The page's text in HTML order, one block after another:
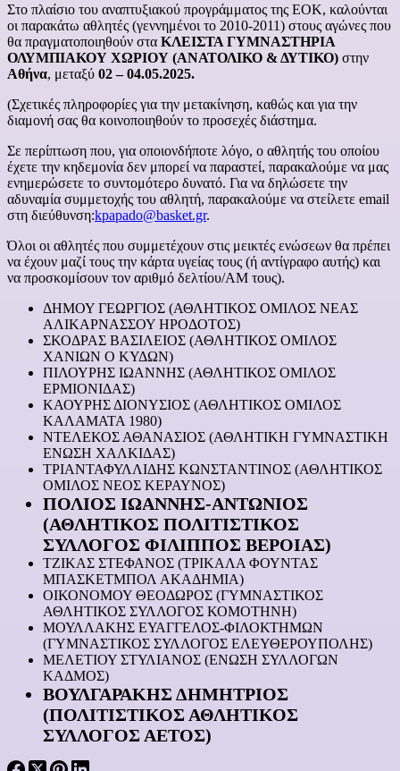
Στο πλαίσιο του αναπτυξιακού προγράμματος της ΕΟΚ, καλούνται
οι παρακάτω αθλητές (γεννημένοι το 2010-2011) στους αγώνες που
θα πραγματοποιηθούν στα ΚΛΕΙΣΤΑ ΓΥΜΝΑΣΤΗΡΙΑ
ΟΛΥΜΠΙΑΚΟΥ ΧΩΡΙΟΥ (ΑΝΑΤΟΛΙΚΟ & ΔΥΤΙΚΟ) στην
Αθήνα, μεταξύ 02 – 04.05.2025.
(Σχετικές πληροφορίες για την μετακίνηση, καθώς και για την
διαμονή σας θα κοινοποιηθούν το προσεχές διάστημα.
Σε περίπτωση που, για οποιονδήποτε λόγο, ο αθλητής του οποίου
έχετε την κηδεμονία δεν μπορεί να παραστεί, παρακαλούμε να μας
ενημερώσετε το συντομότερο δυνατό. Για να δηλώσετε την
αδυναμία συμμετοχής του αθλητή, παρακαλούμε να στείλετε email
στη διεύθυνση:kpapado@basket.gr.
Όλοι οι αθλητές που συμμετέχουν στις μεικτές ενώσεων θα πρέπει
να έχουν μαζί τους την κάρτα υγείας τους (ή αντίγραφο αυτής) και
να προσκομίσουν τον αριθμό δελτίου/ΑΜ τους).
ΔΗΜΟΥ ΓΕΩΡΓΙΟΣ (ΑΘΛΗΤΙΚΟΣ ΟΜΙΛΟΣ ΝΕΑΣ
ΑΛΙΚΑΡΝΑΣΣΟΥ ΗΡΟΔΟΤΟΣ)
ΣΚΟΔΡΑΣ ΒΑΣΙΛΕΙΟΣ (ΑΘΛΗΤΙΚΟΣ ΟΜΙΛΟΣ
ΧΑΝΙΩΝ Ο ΚΥΔΩΝ)
ΠΙΛΟΥΡΗΣ ΙΩΑΝΝΗΣ (ΑΘΛΗΤΙΚΟΣ ΟΜΙΛΟΣ
ΕΡΜΙΟΝΙΔΑΣ)
ΚΑΟΥΡΗΣ ΔΙΟΝΥΣΙΟΣ (ΑΘΛΗΤΙΚΟΣ ΟΜΙΛΟΣ
ΚΑΛΑΜΑΤΑ 1980)
ΝΤΕΛΕΚΟΣ ΑΘΑΝΑΣΙΟΣ (ΑΘΛΗΤΙΚΗ ΓΥΜΝΑΣΤΙΚΗ
ΕΝΩΣΗ ΧΑΛΚΙΔΑΣ)
ΤΡΙΑΝΤΑΦΥΛΛΙΔΗΣ ΚΩΝΣΤΑΝΤΙΝΟΣ (ΑΘΛΗΤΙΚΟΣ
ΟΜΙΛΟΣ ΝΕΟΣ ΚΕΡΑΥΝΟΣ)
ΠΟΛΙΟΣ ΙΩΑΝΝΗΣ-ΑΝΤΩΝΙΟΣ
(ΑΘΛΗΤΙΚΟΣ ΠΟΛΙΤΙΣΤΙΚΟΣ
ΣΥΛΛΟΓΟΣ ΦΙΛΙΠΠΟΣ ΒΕΡΟΙΑΣ)
ΤΖΙΚΑΣ ΣΤΕΦΑΝΟΣ (ΤΡΙΚΑΛΑ ΦΟΥΝΤΑΣ
ΜΠΑΣΚΕΤΜΠΟΛ ΑΚΑΔΗΜΙΑ)
ΟΙΚΟΝΟΜΟΥ ΘΕΟΔΩΡΟΣ (ΓΥΜΝΑΣΤΙΚΟΣ
ΑΘΛΗΤΙΚΟΣ ΣΥΛΛΟΓΟΣ ΚΟΜΟΤΗΝΗ)
ΜΟΥΛΛΑΚΗΣ ΕΥΑΓΓΕΛΟΣ-ΦΙΛΟΚΤΗΜΩΝ
(ΓΥΜΝΑΣΤΙΚΟΣ ΣΥΛΛΟΓΟΣ ΕΛΕΥΘΕΡΟΥΠΟΛΗΣ)
ΜΕΛΕΤΙΟΥ ΣΤΥΛΙΑΝΟΣ (ΕΝΩΣΗ ΣΥΛΛΟΓΩΝ
ΚΑΔΜΟΣ)
ΒΟΥΛΓΑΡΑΚΗΣ ΔΗΜΗΤΡΙΟΣ
(ΠΟΛΙΤΙΣΤΙΚΟΣ ΑΘΛΗΤΙΚΟΣ
ΣΥΛΛΟΓΟΣ ΑΕΤΟΣ)